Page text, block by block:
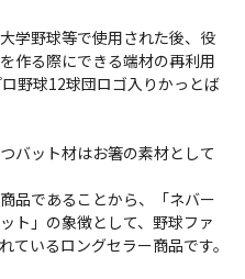
学野球等で使用された後、役
作る際にできる端材の再利用
野球12球団ロゴ入りかっとば
バット材はお箸の素材として
品であることから、「ネバー
ト」の象徴として、野球ファ
ているロングセラー商品です。